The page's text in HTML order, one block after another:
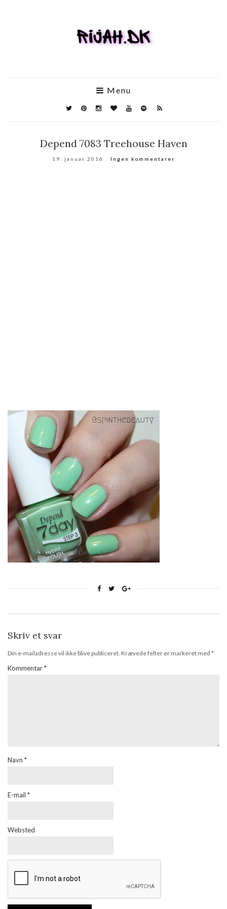
Menu
Depend 7083 Treehouse Haven
19. januar 2016 Ingen kommentarer
Skriv et svar
Din e-mailadresse vil ikke blive publiceret. Krævede felter er markeret med *
Kommentar*
Navn *
E-mail *
Websted